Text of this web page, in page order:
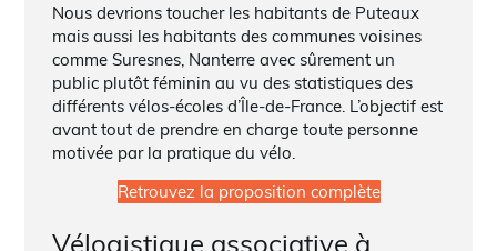
Nous devrions toucher les habitants de Puteaux
mais aussi les habitants des communes voisines
comme Suresnes, Nanterre avec sûrement un
public plutôt féminin au vu des statistiques des
différents vélos-écoles d’Île-de-France. L’objectif est
avant tout de prendre en charge toute personne
motivée par la pratique du vélo.
Retrouvez la proposition complète
Vélogistique associative à